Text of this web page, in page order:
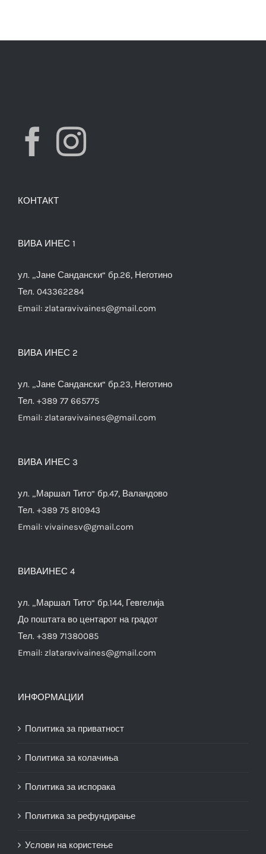
КОНТАКТ
ВИВА ИНЕС 1
ул. „Јане Сандански“ бр.26, Неготино
Тел. 043362284
Email: zlataravivaines@gmail.com
ВИВА ИНЕС 2
ул. „Јане Сандански“ бр.23, Неготино
Тел. +389 77 665775
Email: zlataravivaines@gmail.com
ВИВА ИНЕС 3
ул. „Маршал Тито“ бр.47, Валандово
Тел. +389 75 810943
Email: vivainesv@gmail.com
ВИВАИНЕС 4
ул. „Маршал Тито“ бр.144, Гевгелија
До поштата во центарот на градот
Тел. +389 71380085
Email: zlataravivaines@gmail.com
ИНФОРМАЦИИ
Политика за приватност
Политика за колачиња
Политика за испорака
Политика за рефундирање
Услови на користење